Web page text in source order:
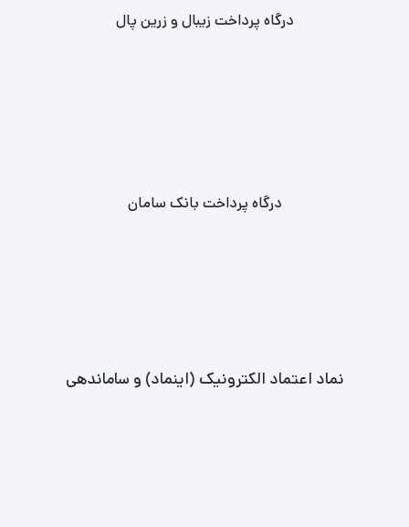
درگاه پرداخت زیبال و زرین پال
درگاه پرداخت بانک سامان
نماد اعتماد الکترونیک (اینماد) و ساماندهی